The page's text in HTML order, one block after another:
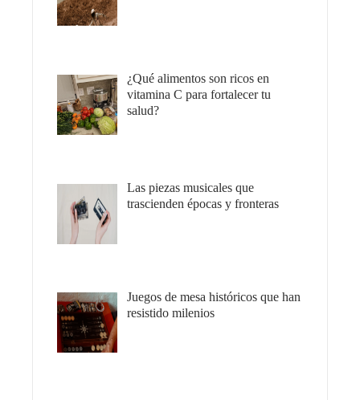
¿Qué alimentos son ricos en
vitamina C para fortalecer tu
salud?
Las piezas musicales que
trascienden épocas y fronteras
Juegos de mesa históricos que han
resistido milenios